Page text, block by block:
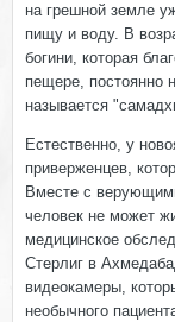
на грешной земле
пищу и воду. В
богини, которая
пещере, постоянно
называется
Естественно, у
приверженцев,
Вместе с
человек не может
медицинское
Стерлиг в
видеокамеры,
необычного